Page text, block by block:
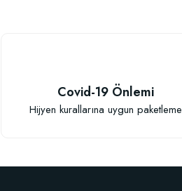
Covid-19 Önlemi
Hijyen kurallarına uygun paketleme